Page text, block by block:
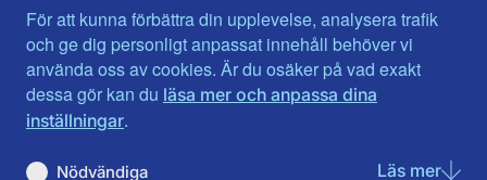
För att kunna förbättra din upplevelse, analysera trafik
och ge dig personligt anpassat innehåll behöver vi
använda oss av cookies. Är du osäker på vad exakt
dessa gör kan du läsa mer och anpassa dina
inställningar.
Nödvändiga Läs merom
Jämtlands län
Jönköpings län
Kalmar län
Kronobergs län
Norrbotten
Skåne län
Västra Götaland
Västernorrland
Västmanland
Örebro län
Östergötland